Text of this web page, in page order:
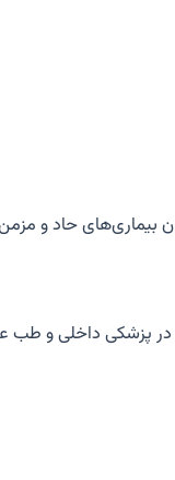
حاد و مزمن
در پزشکی داخلی و